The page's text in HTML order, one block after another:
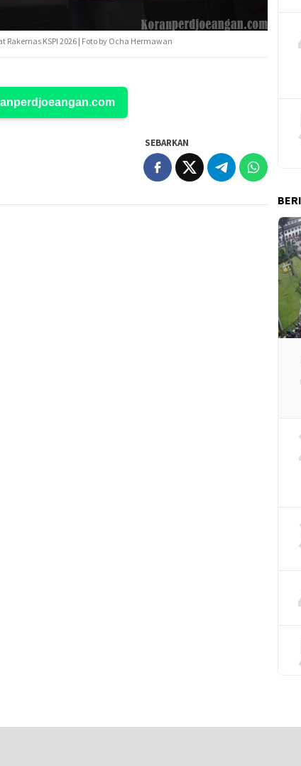
KSPI 2026 | Foto by Ocha Hermawan
SEBARKAN